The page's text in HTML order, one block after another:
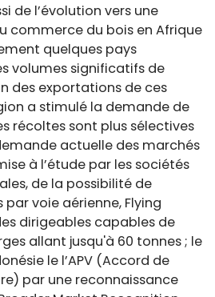
de l’évolution vers une
commerce du bois en Afrique
quelques pays
volumes significatifs de
des exportations de ces
a stimulé la demande de
récoltes sont plus sélectives
actuelle des marchés
à l’étude par les sociétés
de la possibilité de
voie aérienne, Flying
dirigeables capables de
allant jusqu'à 60 tonnes ; le
le l’APV (Accord de
par une reconnaissance